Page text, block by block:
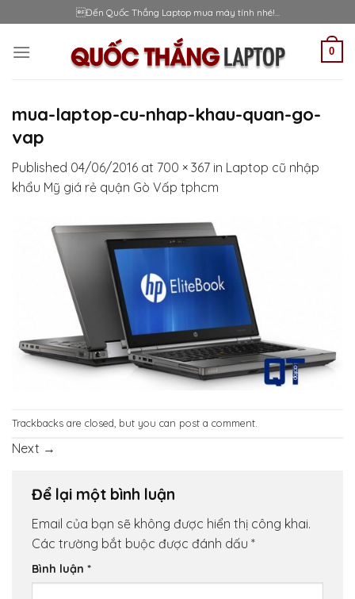
to
content
Đến Quốc Thắng Laptop mua máy tính nhé!...
0
mua-laptop-cu-nhap-khau-quan-go-
vap
Published 04/06/2016 at 700 × 367 in Laptop cũ nhập
khẩu Mỹ giá rẻ quận Gò Vấp tphcm
Trackbacks are closed, but you can post a comment.
Next →
Để lại một bình luận
Email của bạn sẽ không được hiển thị công khai.
Các trường bắt buộc được đánh dấu *
Bình luận *